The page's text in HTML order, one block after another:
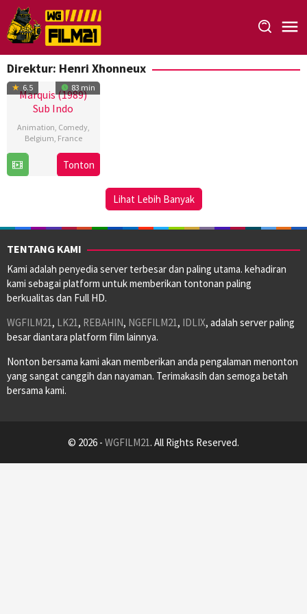
Loncat
ke
konten
Direktur: Henri Xhonneux
6.5 83 min
Marquis (1989)
Sub Indo
Animation, Comedy,
Belgium, France
Apr
Henri
Xhonneux
Tonton
Lihat Lebih Banyak
TENTANG KAMI
Kami adalah penyedia server terbesar dan paling utama. kehadiran
kami sebagai platform untuk memberikan tontonan paling
berkualitas dan Full HD.
WGFILM21, LK21, REBAHIN, NGEFILM21, IDLIX, adalah server paling
besar diantara platform film lainnya.
Nonton bersama kami akan memberikan anda pengalaman menonton
yang sangat canggih dan nayaman. Terimakasih dan semoga betah
bersama kami.
© 2026 - WGFILM21. All Rights Reserved.